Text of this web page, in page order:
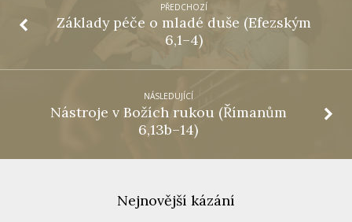
PŘEDCHOZÍ
Základy péče o mladé duše (Efezským
6,1–4)
NÁSLEDUJÍCÍ
Nástroje v Božích rukou (Římanům
6,13b–14)
Nejnovější kázání